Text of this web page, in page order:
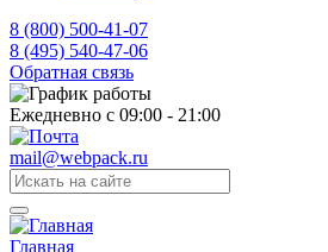
8 (800) 500-41-07
8 (495) 540-47-06
Обратная связь
Ежедневно с 09:00 - 21:00
mail@webpack.ru
Главная